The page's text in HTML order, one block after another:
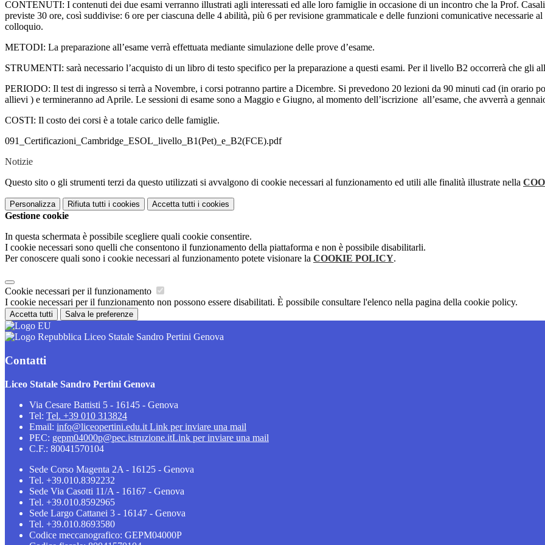
CONTENUTI: I contenuti dei due esami verranno illustrati agli interessati ed alle loro famiglie in occasione di un incontro che la Prof.
previste 30 ore, così suddivise: 6 ore per ciascuna delle 4 abilità, più 6 per revisione grammaticale e delle funzioni comunicative necessarie
colloquio.
METODI: La preparazione all’esame verrà effettuata mediante simulazione delle prove d’esame.
STRUMENTI: sarà necessario l’acquisto di un libro di testo specifico per la preparazione a questi esami. Per il livello B2 occorrerà che gli
PERIODO: Il test di ingresso si terrà a Novembre, i corsi potranno partire a Dicembre. Si prevedono 20 lezioni da 90 minuti cad (in orario
allievi ) e termineranno ad Aprile. Le sessioni di esame sono a Maggio e Giugno, al momento dell’iscrizione all’esame, che avverrà a
COSTI: Il costo dei corsi è a totale carico delle famiglie.
091_Certificazioni_Cambridge_ESOL_livello_B1(Pet)_e_B2(FCE).pdf
Notizie
Questo sito o gli strumenti terzi da questo utilizzati si avvalgono di cookie necessari al funzionamento ed utili alle finalità illustrate nella
Personalizza Rifiuta tutti i cookies Accetta tutti i cookies
Gestione cookie
In questa schermata è possibile scegliere quali cookie consentire.
I cookie necessari sono quelli che consentono il funzionamento della piattaforma e non è possibile disabilitarli.
Per conoscere quali sono i cookie necessari al funzionamento potete visionare la COOKIE POLICY.
Cookie necessari per il funzionamento
I cookie necessari per il funzionamento non possono essere disabilitati. È possibile consultare l'elenco nella pagina della cookie policy.
Accetta tutti Salva le preferenze
Liceo Statale Sandro Pertini Genova
Contatti
Liceo Statale Sandro Pertini Genova
Via Cesare Battisti 5 - 16145 - Genova
Tel: Tel. +39 010 313824
Email: info@liceopertini.edu.it Link per inviare una mail
PEC: gepm04000p@pec.istruzione.itLink per inviare una mail
C.F.: 80041570104
Sede Corso Magenta 2A - 16125 - Genova
Tel. +39.010.8392232
Sede Via Casotti 11/A - 16167 - Genova
Tel. +39.010.8592965
Sede Largo Cattanei 3 - 16147 - Genova
Tel. +39.010.8693580
Codice meccanografico: GEPM04000P